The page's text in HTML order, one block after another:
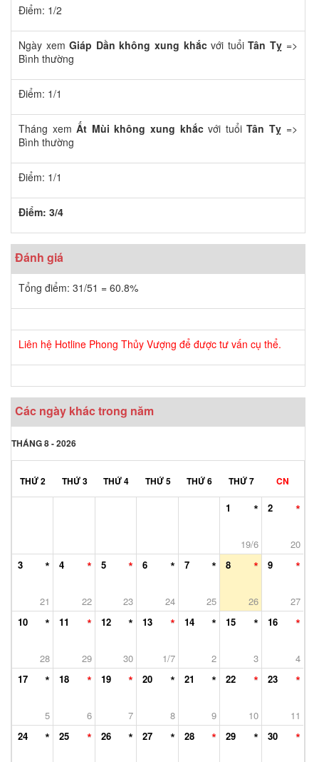
Điểm: 1/2
Ngày xemGiáp Dần không xung khắcvới tuổiTân Tỵ=>
Bình thường
Điểm: 1/1
Tháng xemẤt Mùi không xung khắcvới tuổiTân Tỵ=>
Bình thường
Điểm: 1/1
Điểm: 3/4
Đánh giá
Tổng điểm: 31/51 = 60.8%
Liên hệ Hotline Phong Thủy Vượng để được tư vấn cụ thể.
Các ngày khác trong năm
THÁNG 8 - 2026
THỨ 2 THỨ 3 THỨ 4 THỨ 5 THỨ 6 THỨ 7 CN
1
19/6
2
20
3
21
4
22
5
23
6
24
7
25
8
26
9
27
10
28
11
29
12
30
13
1/7
14
2
15
3
16
4
17
5
18
6
19
7
20
8
21
9
22
10
23
11
24
25 26 27 28 29 30